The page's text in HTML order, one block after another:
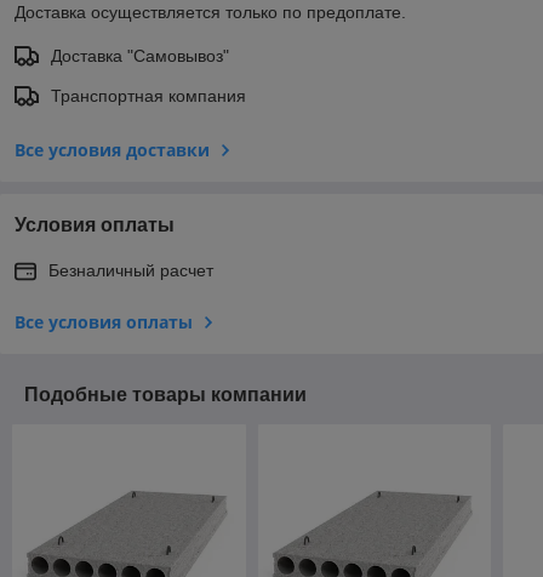
Доставка осуществляется только по предоплате.
Доставка "Самовывоз"
Транспортная компания
Все условия доставки
Условия оплаты
Безналичный расчет
Все условия оплаты
Подобные товары компании